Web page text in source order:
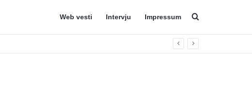
Web vesti Intervju Impressum